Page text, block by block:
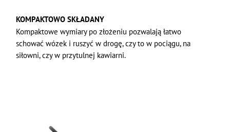
KOMPAKTOWO SKŁADANY
Kompaktowe wymiary po złożeniu pozwalają łatwo
schować wózek i ruszyć w drogę, czy to w pociągu, na
siłowni, czy w przytulnej kawiarni.